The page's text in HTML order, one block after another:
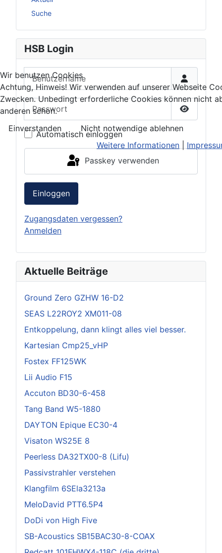
Suche
HSB Login
Benutzername
Passwort
Passwort
Automatisch einloggen
Passkey verwenden
Einloggen
Zugangsdaten vergessen?
Anmelden
Aktuelle Beiträge
Ground Zero GZHW 16-D2
SEAS L22ROY2 XM011-08
Entkoppelung, dann klingt alles viel besser.
Kartesian Cmp25_vHP
Fostex FF125WK
Lii Audio F15
Accuton BD30-6-458
Tang Band W5-1880
DAYTON Epique EC30-4
Visaton WS25E 8
Peerless DA32TX00-8 (Lifu)
Passivstrahler verstehen
Klangfilm 6SEla3213a
MeloDavid PTT6.5P4
DoDi von High Five
SB-Acoustics SB15BAC30-8-COAX
Wir benutzen Cookies
Achtung, Hinweis! Wir verwenden auf unserer Webseite
Zwecken. Unbedingt erforderliche Cookies können nicht
anderen schon.
Einverstanden
Nicht notwendige ablehnen
Weitere Informationen